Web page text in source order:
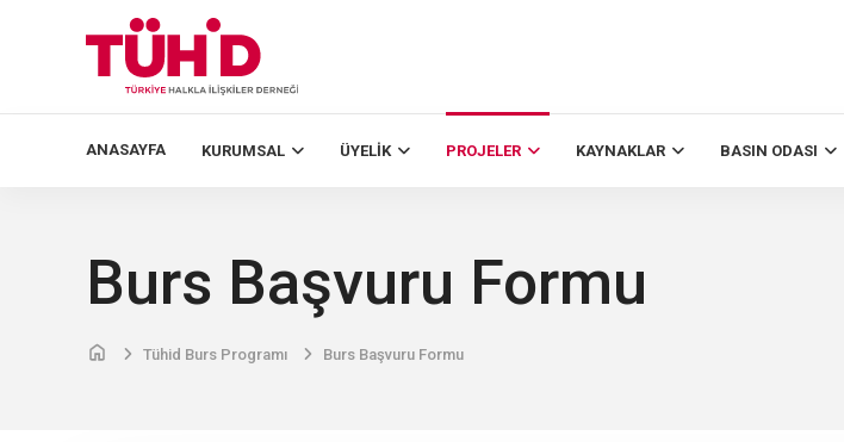
ANASAYFA KURUMSAL ÜYELIK PROJELER KAYNAKLAR BASIN ODASI
Burs Başvuru Formu
Tühid Burs Programı Burs Başvuru Formu